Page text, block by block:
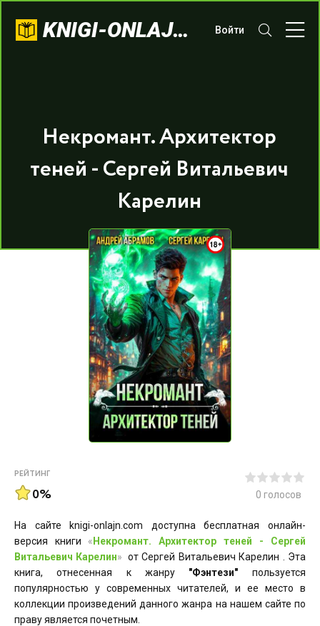
KNIGI-ONLAJN.COM Войти
Некромант. Архитектор
теней - Сергей Витальевич
Карелин
РЕЙТИНГ
0% 0 голосов
На сайте knigi-onlajn.com доступна бесплатная онлайн-
версия книги « Некромант. Архитектор теней - Сергей
Витальевич Карелин» от Сергей Витальевич Карелин . Эта
книга, отнесенная к жанру "Фэнтези" пользуется
популярностью у современных читателей, и ее место в
коллекции произведений данного жанра на нашем сайте по
праву является почетным.